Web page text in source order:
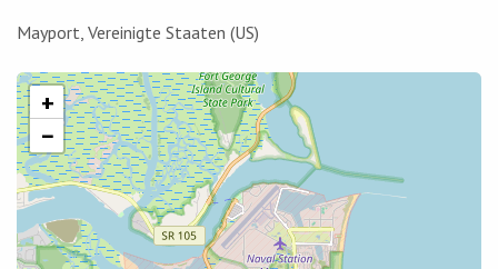
Mayport, Vereinigte Staaten (US)
+
−